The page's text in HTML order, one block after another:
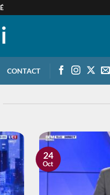
CONTACT
24
Oct